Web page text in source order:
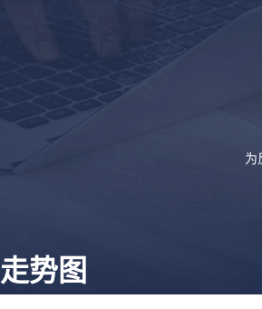
为
走势图